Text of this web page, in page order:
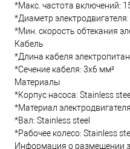
*Макс. частота включений:
*Диаметр
*Мин. скорость обтекания
Кабель
*Длина кабеля
*Сечение кабеля: 3x6 мм²
Материалы
*Корпус насоса: Stainless
*Материал
*Вал: Stainless steel
*Рабочее колесо: Stainless
Информация о размещении